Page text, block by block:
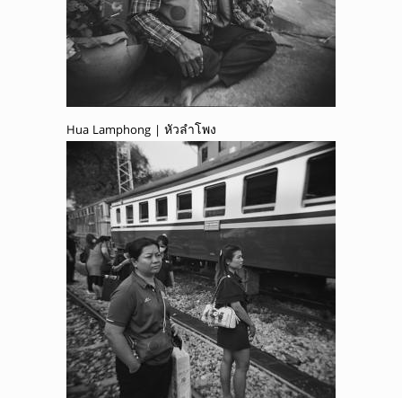
Hua Lamphong | หัวลำโพง